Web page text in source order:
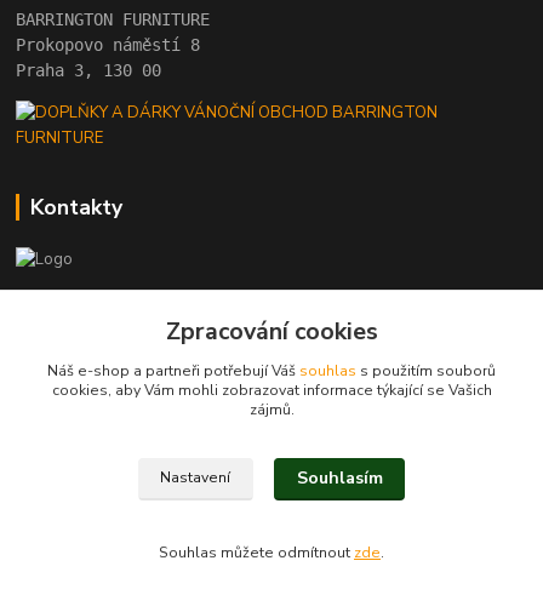
BARRINGTON FURNITURE
Prokopovo náměstí 8
Praha 3, 130 00
Kontakty
barrington@barrington.cz
BARRINGTON FURNITURE
Zpracování cookies
Náš e-shop a partneři potřebují Váš souhlas s použitím souborů
cookies, aby Vám mohli zobrazovat informace týkající se Vašich
zájmů.
Nastavení Souhlasím
Souhlas můžete odmítnout zde.